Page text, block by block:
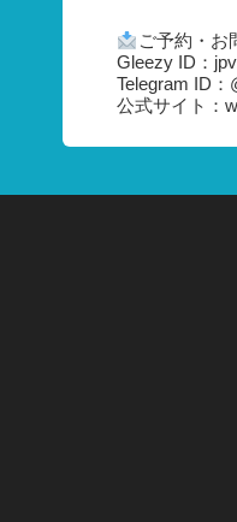
ご予約・お
Gleezy ID：
Telegram ID：
公式サイト：